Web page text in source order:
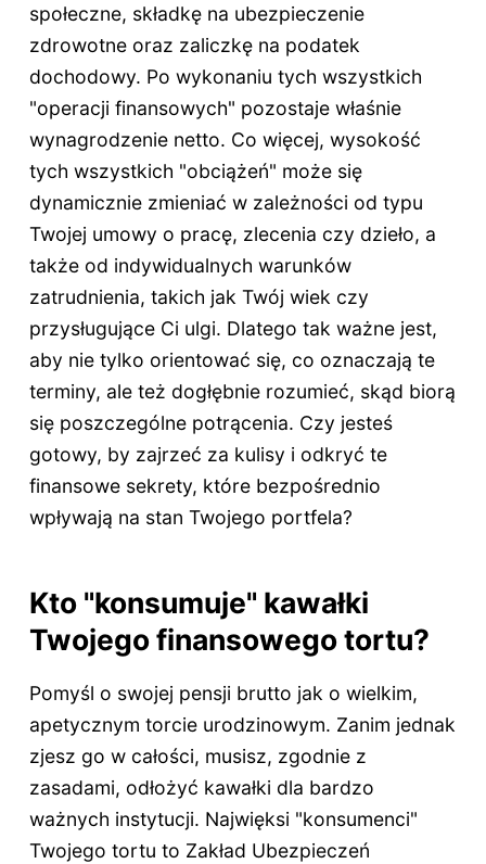
społeczne, składkę na ubezpieczenie
zdrowotne oraz zaliczkę na podatek
dochodowy. Po wykonaniu tych wszystkich
"operacji finansowych" pozostaje właśnie
wynagrodzenie netto. Co więcej, wysokość
tych wszystkich "obciążeń" może się
dynamicznie zmieniać w zależności od typu
Twojej umowy o pracę, zlecenia czy dzieło, a
także od indywidualnych warunków
zatrudnienia, takich jak Twój wiek czy
przysługujące Ci ulgi. Dlatego tak ważne jest,
aby nie tylko orientować się, co oznaczają te
terminy, ale też dogłębnie rozumieć, skąd biorą
się poszczególne potrącenia. Czy jesteś
gotowy, by zajrzeć za kulisy i odkryć te
finansowe sekrety, które bezpośrednio
wpływają na stan Twojego portfela?
Kto "konsumuje" kawałki
Twojego finansowego tortu?
Pomyśl o swojej pensji brutto jak o wielkim,
apetycznym torcie urodzinowym. Zanim jednak
zjesz go w całości, musisz, zgodnie z
zasadami, odłożyć kawałki dla bardzo
ważnych instytucji. Najwięksi "konsumenci"
Twojego tortu to Zakład Ubezpieczeń